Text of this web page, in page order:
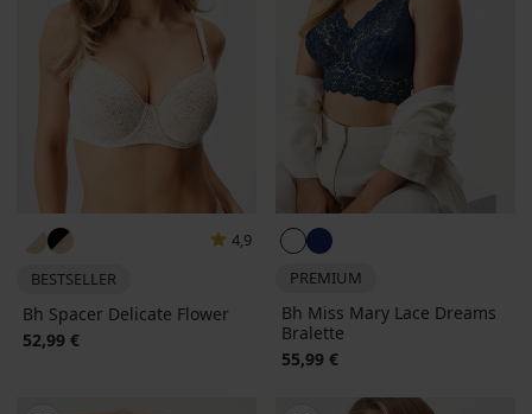
4,9
BESTSELLER
Bh Spacer Delicate Flower
52,99 €
PREMIUM
Bh Miss Mary Lace Dreams
Bralette
55,99 €